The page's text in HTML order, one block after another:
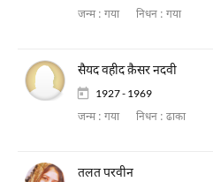
जन्म : गया निधन : गया
सैयद वहीद क़ैसर नदवी
1927 - 1969
जन्म : गया निधन : ढाका
तलत परवीन